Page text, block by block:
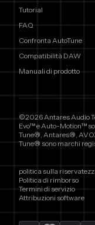
Tutorial
FAQ
Confronta AutoTune
Compatibilità DAW
Manuali di prodotto
©2026 Antares Audio
Evo™ e Auto-Motion™
Tune®, Antares®,
Tune® sono marchi
politica sulla
Politica di rimborso
Termini di servizio
Attribuzioni software